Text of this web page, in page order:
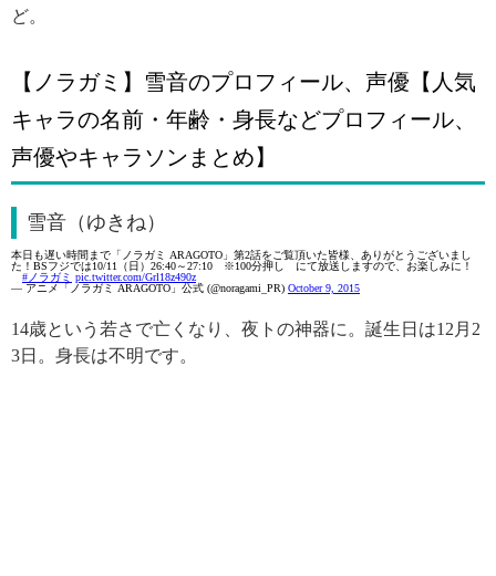
ど。
【ノラガミ】雪音のプロフィール、声優【人気
キャラの名前・年齢・身長などプロフィール、
声優やキャラソンまとめ】
雪音（ゆきね）
本日も遅い時間まで「ノラガミ ARAGOTO」第2話をご覧頂いた皆様、ありがとうございまし
た！BSフジでは10/11（日）26:40～27:10 ※100分押し にて放送しますので、お楽しみに！
#ノラガミ pic.twitter.com/Grl18z490z
— アニメ「ノラガミ ARAGOTO」公式 (@noragami_PR) October 9, 2015
14歳という若さで亡くなり、夜トの神器に。誕生日は12月2
3日。身長は不明です。